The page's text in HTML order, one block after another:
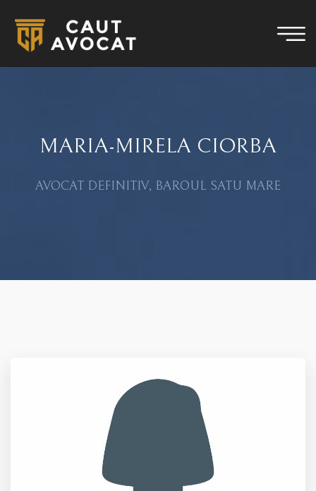
MARIA-MIRELA CIORBA
AVOCAT DEFINITIV, BAROUL SATU MARE